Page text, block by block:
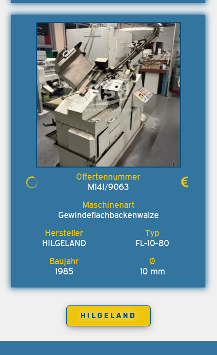
M14I/9063
Gewindeflachbackenwalze
HILGELAND FL-10-80
1985 10 mm
HILGELAND